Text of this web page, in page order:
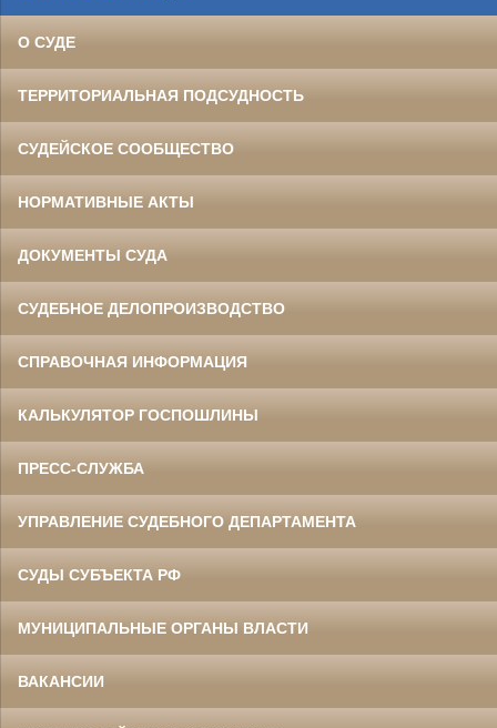
О СУДЕ
ТЕРРИТОРИАЛЬНАЯ ПОДСУДНОСТЬ
СУДЕЙСКОЕ СООБЩЕСТВО
НОРМАТИВНЫЕ АКТЫ
ДОКУМЕНТЫ СУДА
СУДЕБНОЕ ДЕЛОПРОИЗВОДСТВО
СПРАВОЧНАЯ ИНФОРМАЦИЯ
КАЛЬКУЛЯТОР ГОСПОШЛИНЫ
ПРЕСС-СЛУЖБА
УПРАВЛЕНИЕ СУДЕБНОГО ДЕПАРТАМЕНТА
СУДЫ СУБЪЕКТА РФ
МУНИЦИПАЛЬНЫЕ ОРГАНЫ ВЛАСТИ
ВАКАНСИИ